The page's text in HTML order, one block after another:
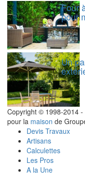
Four
pour
Un
Copyright © 1998-2014 -
pour la maison de
Devis Travaux
Artisans
Calculettes
Les Pros
A la Une